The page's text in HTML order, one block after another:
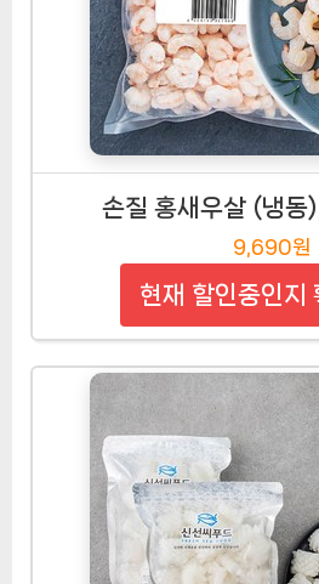
손질 홍새우살 (냉
9,690원
현재 할인중인지